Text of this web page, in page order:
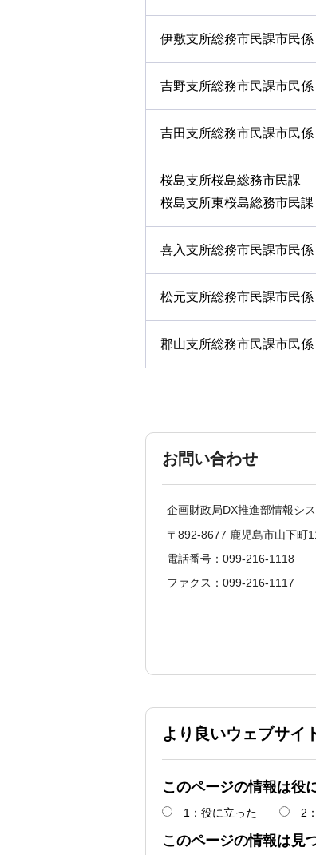
伊敷支所総務市民課市民係
吉野支所総務市民課市民係
吉田支所総務市民課市民係
桜島支所桜島総務市民課
桜島支所東桜島総務市民課
喜入支所総務市民課市民係
松元支所総務市民課市民係
郡山支所総務市民課市民係
お問い合わせ
企画財政局DX推進部情報シ
〒892-8677 鹿児島市山下町
電話番号：099-216-1118
ファクス：099-216-1117
より良いウェブサイ
このページの情報は役
1：役に立った 2
このページの情報は見